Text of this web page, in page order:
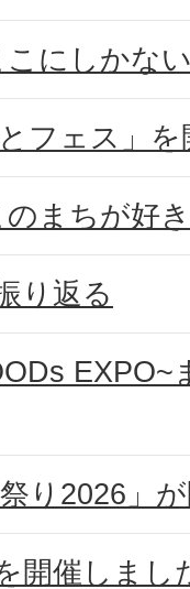
こにしかな
フェス」
のまちが好
り返る
EXPO~
祭り2026」
開催しまし